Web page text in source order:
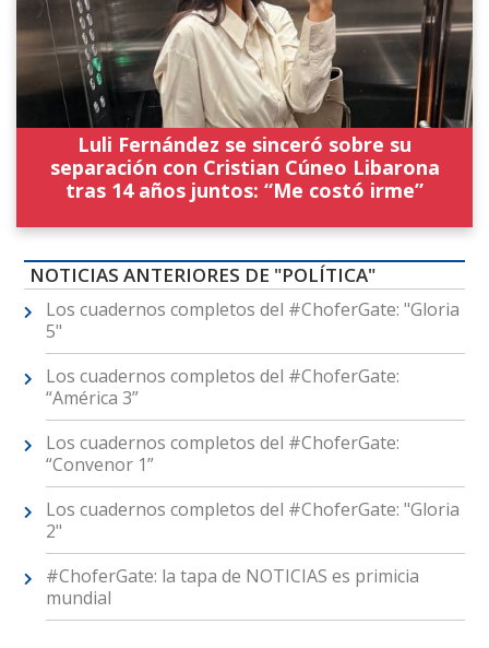
Luli Fernández se sinceró sobre su
separación con Cristian Cúneo Libarona
tras 14 años juntos: “Me costó irme”
NOTICIAS ANTERIORES DE "POLÍTICA"
Los cuadernos completos del #ChoferGate: "Gloria
5"
Los cuadernos completos del #ChoferGate:
“América 3”
Los cuadernos completos del #ChoferGate:
“Convenor 1”
Los cuadernos completos del #ChoferGate: "Gloria
2"
#ChoferGate: la tapa de NOTICIAS es primicia
mundial